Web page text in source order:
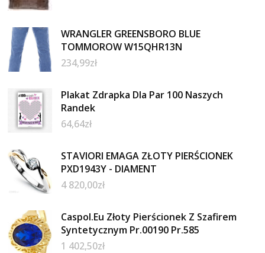
WRANGLER GREENSBORO BLUE
TOMMOROW W15QHR13N
234,99zł
Plakat Zdrapka Dla Par 100 Naszych
Randek
64,64zł
STAVIORI EMAGA ZŁOTY PIERŚCIONEK
PXD1943Y - DIAMENT
4 820,00zł
Caspol.Eu Złoty Pierścionek Z Szafirem
Syntetycznym Pr.00190 Pr.585
1 402,50zł